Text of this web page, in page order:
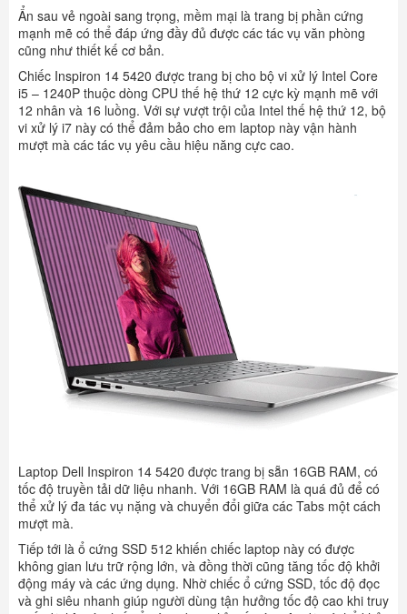
Ẩn sau vẻ ngoài sang trọng, mềm mại là trang bị phần cứng
mạnh mẽ có thể đáp ứng đầy đủ được các tác vụ văn phòng
cũng như thiết kế cơ bản.
Chiếc Inspiron 14 5420 được trang bị cho bộ vi xử lý Intel Core
i5 – 1240P thuộc dòng CPU thế hệ thứ 12 cực kỳ mạnh mẽ với
12 nhân và 16 luồng. Với sự vượt trội của Intel thế hệ thứ 12, bộ
vi xử lý i7 này có thể đảm bảo cho em laptop này vận hành
mượt mà các tác vụ yêu cầu hiệu năng cực cao.
Laptop Dell Inspiron 14 5420 được trang bị sẵn 16GB RAM, có
tốc độ truyền tải dữ liệu nhanh. Với 16GB RAM là quá đủ để có
thể xử lý đa tác vụ nặng và chuyển đổi giữa các Tabs một cách
mượt mà.
Tiếp tới là ổ cứng SSD 512 khiến chiếc laptop này có được
không gian lưu trữ rộng lớn, và đồng thời cũng tăng tốc độ khởi
động máy và các ứng dụng. Nhờ chiếc ổ cứng SSD, tốc độ đọc
và ghi siêu nhanh giúp người dùng tận hưởng tốc độ cao khi truy